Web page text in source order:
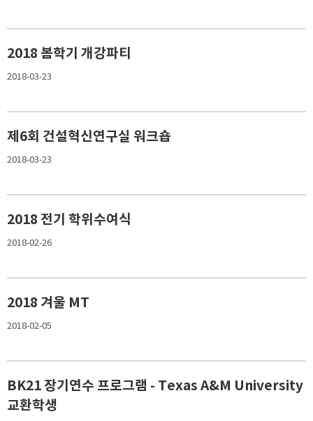
2018 봄학기 개강파티
2018-03-23
제6회 건설혁신연구실 워크숍
2018-03-23
2018 전기 학위수여식
2018-02-26
2018 겨울 MT
2018-02-05
BK21 장기연수 프로그램 - Texas A&M University
교환학생